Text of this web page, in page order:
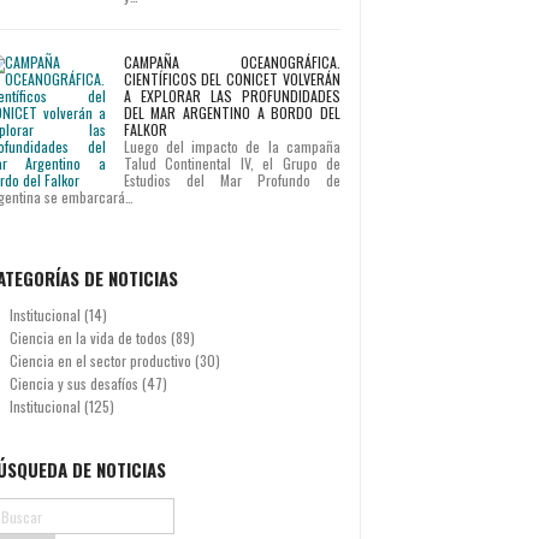
CAMPAÑA OCEANOGRÁFICA.
CIENTÍFICOS DEL CONICET VOLVERÁN
A EXPLORAR LAS PROFUNDIDADES
DEL MAR ARGENTINO A BORDO DEL
FALKOR
Luego del impacto de la campaña
Talud Continental IV, el Grupo de
Estudios del Mar Profundo de
se embarcará…
DE NOTICIAS
Institucional (14)
Ciencia en la vida de todos (89)
Ciencia en el sector productivo (30)
Ciencia y sus desafíos (47)
Institucional (125)
DE NOTICIAS